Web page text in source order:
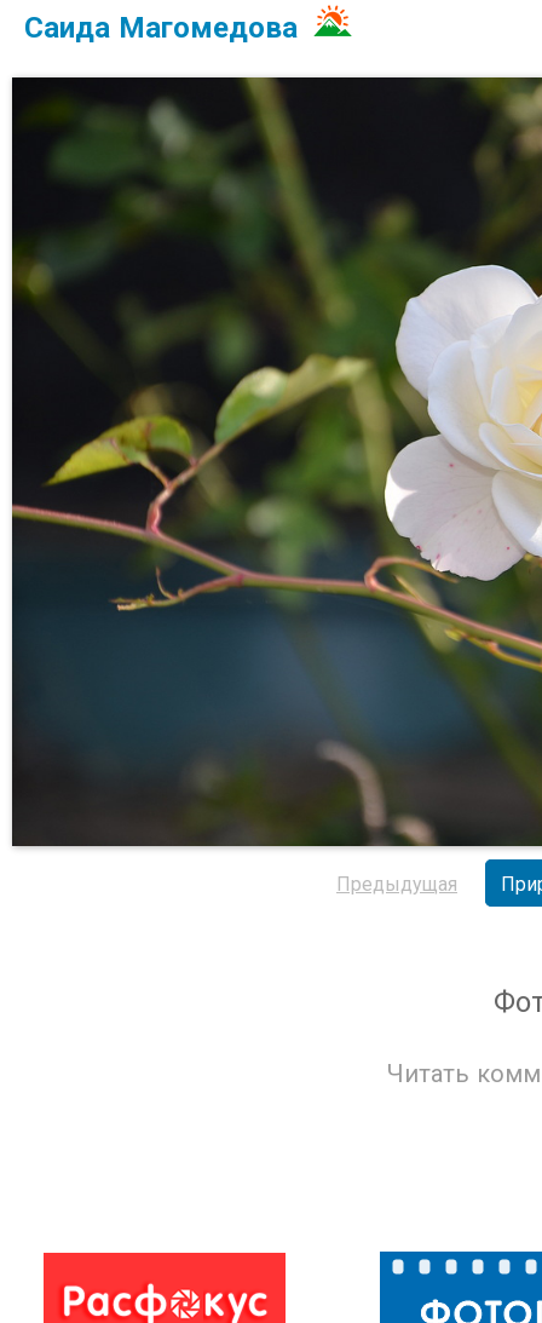
Саида Магомедова
Предыдущая
Читать